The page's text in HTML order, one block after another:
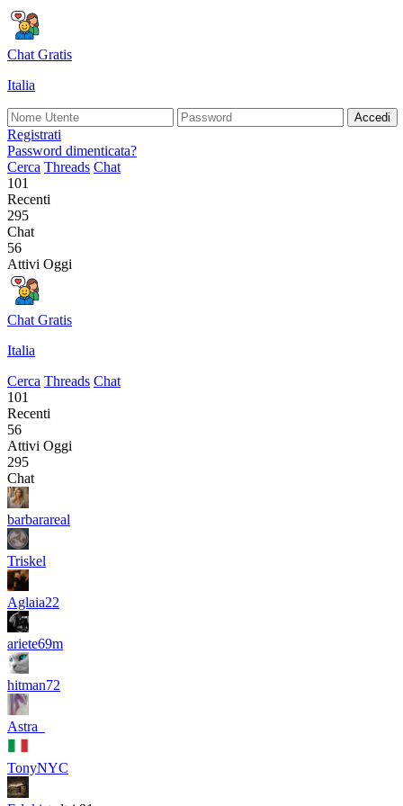
Chat Gratis
Italia
Accedi
Registrati
Password dimenticata?
Cerca Threads Chat
101
Recenti
295
Chat
56
Attivi Oggi
Chat Gratis
Italia
Cerca Threads Chat
101
Recenti
56
Attivi Oggi
295
Chat
barbarareal
Triskel
Aglaia22
ariete69m
hitman72
Astra_
TonyNYC